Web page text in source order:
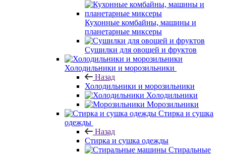
Кухонные комбайны, машины и
планетарные миксеры
Сушилки для овощей и фруктов
Холодильники и морозильники
Назад
Холодильники и морозильники
Холодильники
Морозильники
Стирка и сушка
одежды
Назад
Стирка и сушка одежды
Стиральные